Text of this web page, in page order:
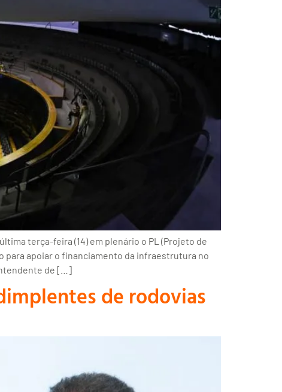
terça-feira (14) em plenário o PL (Projeto de
para apoiar o financiamento da infraestrutura no
de […]
de rodovias